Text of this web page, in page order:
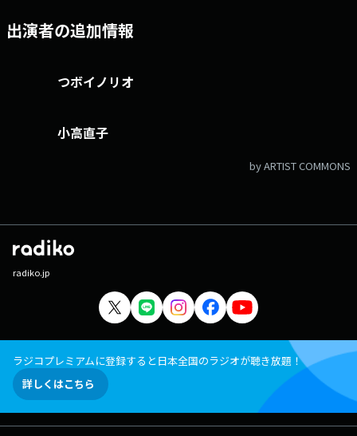
出演者の追加情報
つボイノリオ
小高直子
by ARTIST COMMONS
radiko.jp
ラジコプレミアムに登録すると日本全国のラジオが聴き放題！
詳しくはこちら